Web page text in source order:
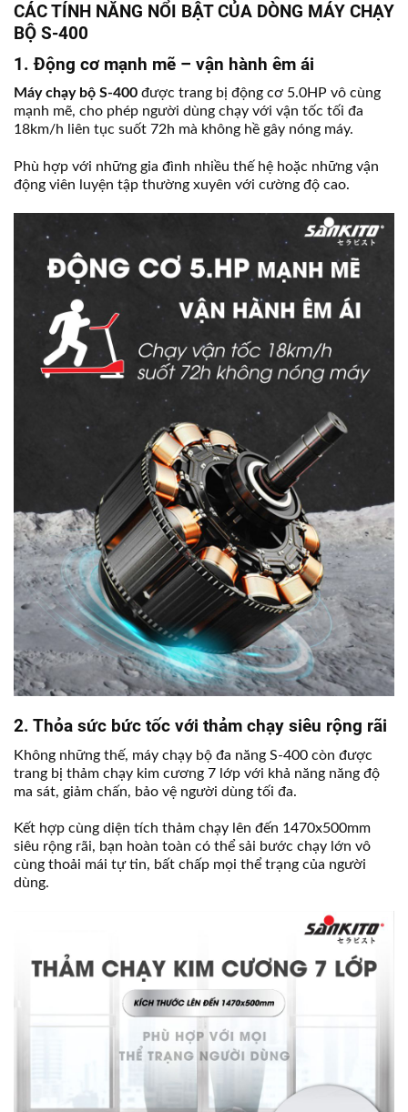
CÁC TÍNH NĂNG NỔI BẬT CỦA DÒNG MÁY CHẠY
BỘ S-400
1. Động cơ mạnh mẽ – vận hành êm ái
Máy chạy bộ S-400 được trang bị động cơ 5.0HP vô cùng
mạnh mẽ, cho phép người dùng chạy với vận tốc tối đa
18km/h liên tục suốt 72h mà không hề gây nóng máy.
Phù hợp với những gia đình nhiều thế hệ hoặc những vận
động viên luyện tập thường xuyên với cường độ cao.
2. Thỏa sức bức tốc với thảm chạy siêu rộng rãi
Không những thế, máy chạy bộ đa năng S-400 còn được
trang bị thảm chạy kim cương 7 lớp với khả năng năng độ
ma sát, giảm chấn, bảo vệ người dùng tối đa.
Kết hợp cùng diện tích thảm chạy lên đến 1470x500mm
siêu rộng rãi, bạn hoàn toàn có thể sải bước chạy lớn vô
cùng thoải mái tự tin, bất chấp mọi thể trạng của người
dùng.